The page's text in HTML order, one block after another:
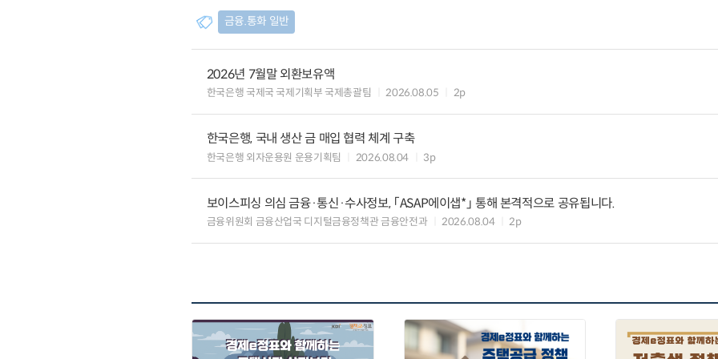
금융.통화 일반
2026년 7월말 외환보유액
한국은행 국제국 국제기획부 국제총괄팀 2026.08.05 2p
한국은행, 국내 생산 금 매입 협력 체계 구축
한국은행 외자운용원 운용기획팀 2026.08.04 3p
보이스피싱 의심 금융·통신·수사정보, 「ASAP에이샙*」 통해 본격적으로 공유됩니다.
금융위원회 금융산업국 디지털금융정책관 금융안전과 2026.08.04 2p